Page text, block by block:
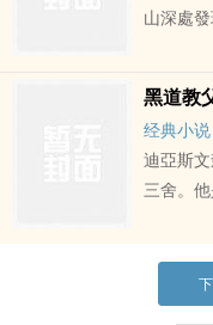
山深處
子，用
回來！
法！？
後，那
否介你
四飛，
黑道教
经典小说
迪亞斯
三舍。
天下。
最初的